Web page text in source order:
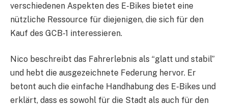
verschiedenen Aspekten des E-Bikes bietet eine
nützliche Ressource für diejenigen, die sich für den
Kauf des GCB-1 interessieren.
Nico beschreibt das Fahrerlebnis als “glatt und stabil”
und hebt die ausgezeichnete Federung hervor. Er
betont auch die einfache Handhabung des E-Bikes und
erklärt, dass es sowohl für die Stadt als auch für den